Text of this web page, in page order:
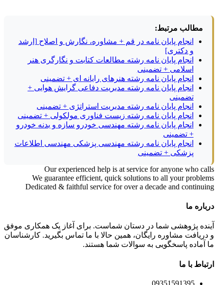
مطالب مرتبط:
انجام پایان نامه در قم + مشاوره، نگارش و اصلاح [ارشد
و دکتری]
انجام پایان نامه رشته مطالعات کتابت و نگارگری هنر
اسلامی + تضمینی
انجام پایان نامه رشته هنرهای رایانه ای + تضمینی
انجام پایان نامه رشته مدیریت دفاعی گرایش هوایی +
تضمینی
انجام پایان نامه رشته مدیریت استراتژی + تضمینی
انجام پایان نامه رشته زیست فناوری مولکولی + تضمینی
انجام پایان نامه رشته مهندسی خودرو سازه و بدنه خودرو
+ تضمینی
انجام پایان نامه رشته مهندسی پزشکی مهندسی اطلاعات
پزشکی + تضمینی
Our experienced help is at service for anyone who calls
We guarantee efficient, quick solutions to all your problems
Dedicated & faithful service for over a decade and continuing
درباره ما
آینده پژوهشی شما در دستان شماست. برای آغاز یک همکاری موفق
و دریافت مشاوره رایگان، همین حالا با ما تماس بگیرید. کارشناسان
ما آماده پاسخگویی به سوالات شما هستند.
ارتباط با ما
09351591395